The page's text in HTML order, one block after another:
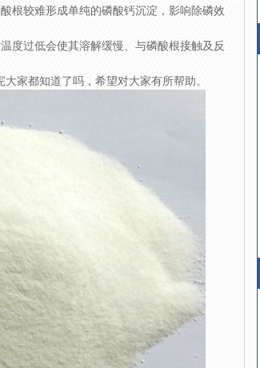
根较难形成单纯的磷酸钙沉淀，影响除磷效
度过低会使其溶解缓慢、与磷酸根接触及反
家都知道了吗，希望对大家有所帮助。